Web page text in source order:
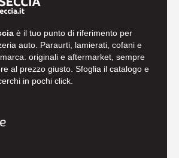
è il tuo punto di riferimento per
auto. Paraurti, lamierati, cofani e
originali e aftermarket, sempre
al prezzo giusto. Sfoglia il catalogo e
in pochi click.